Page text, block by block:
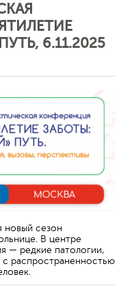
6.11.2025
новый сезон
В центре
— редкие патологии,
распространенностью